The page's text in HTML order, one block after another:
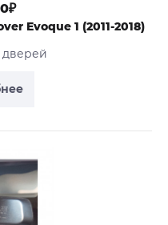
Evoque 1 (2011-2018)